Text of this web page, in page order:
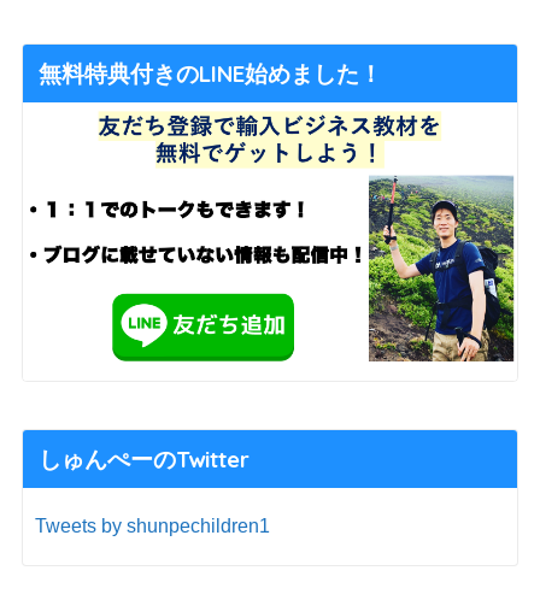
無料特典付きのLINE始めました！
しゅんぺーのTwitter
Tweets by shunpechildren1